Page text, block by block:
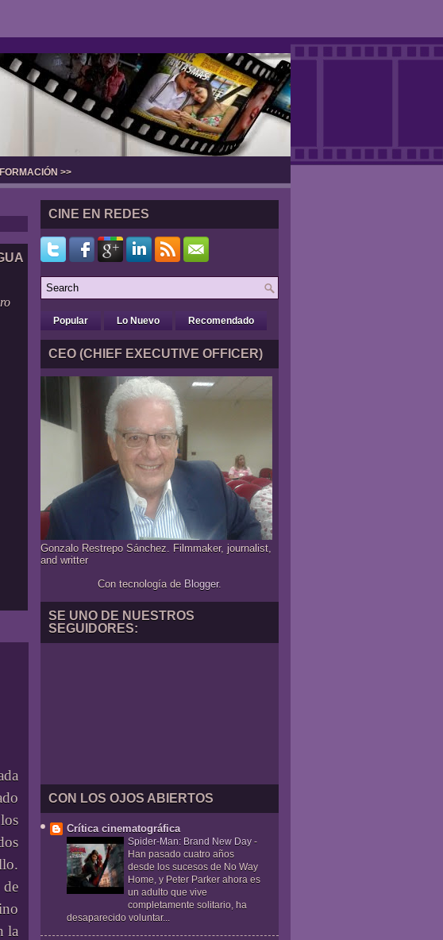
>>
la
CINE EN REDES
Popular Lo Nuevo Recomendado
CEO (CHIEF EXECUTIVE OFFICER)
Gonzalo Restrepo Sánchez. Filmmaker, journalist,
and writter
Con tecnología de Blogger.
SE UNO DE NUESTROS
SEGUIDORES:
CON LOS OJOS ABIERTOS
Crítica cinematográfica
Spider-Man: Brand New Day -
Han pasado cuatro años
desde los sucesos de No Way
Home, y Peter Parker ahora es
un adulto que vive
completamente solitario, ha
desaparecido voluntar...